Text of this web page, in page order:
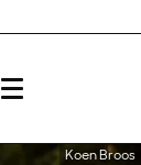
Menu
Koen Broos